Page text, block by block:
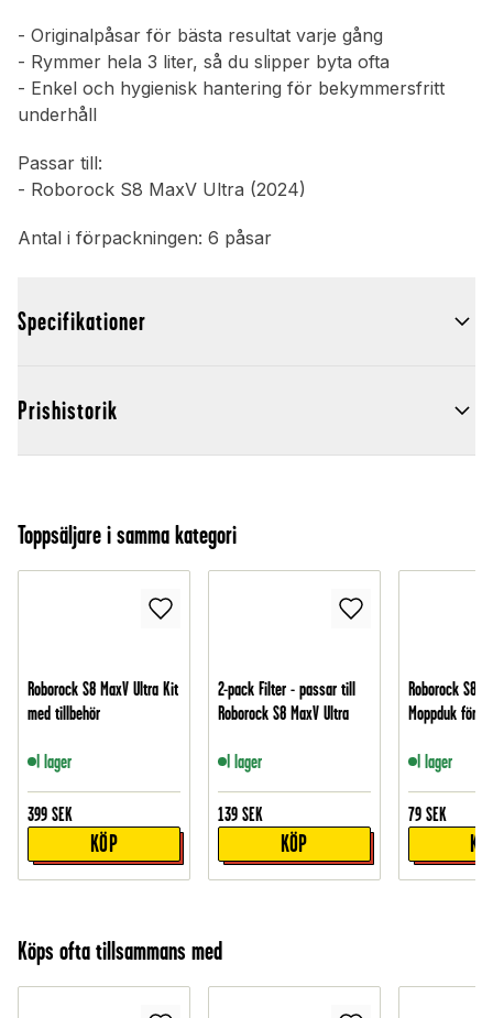
- Originalpåsar för bästa resultat varje gång
- Rymmer hela 3 liter, så du slipper byta ofta
- Enkel och hygienisk hantering för bekymmersfritt
underhåll
Passar till:
- Roborock S8 MaxV Ultra (2024)
Antal i förpackningen: 6 påsar
Specifikationer
Prishistorik
Toppsäljare i samma kategori
Roborock S8 MaxV Ultra Kit
med tillbehör
I lager
399 SEK
KÖP
2-pack Filter - passar till
Roborock S8 MaxV Ultra
I lager
139 SEK
KÖP
Roborock S8
Moppduk för
I lager
79 SEK
Köps ofta tillsammans med